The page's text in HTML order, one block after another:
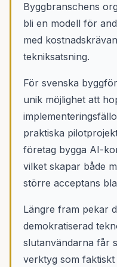
Byggbranschens
bli en modell för
med
tekniksatsning.
För svenska
unik möjlighet att
praktiska
företag bygga AI-
vilket skapar både
större acceptans
Längre fram pekar
demokratiserad
slutanvändarna får
verktyg som